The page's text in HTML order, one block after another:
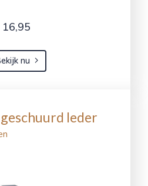
16,95
nu
leder